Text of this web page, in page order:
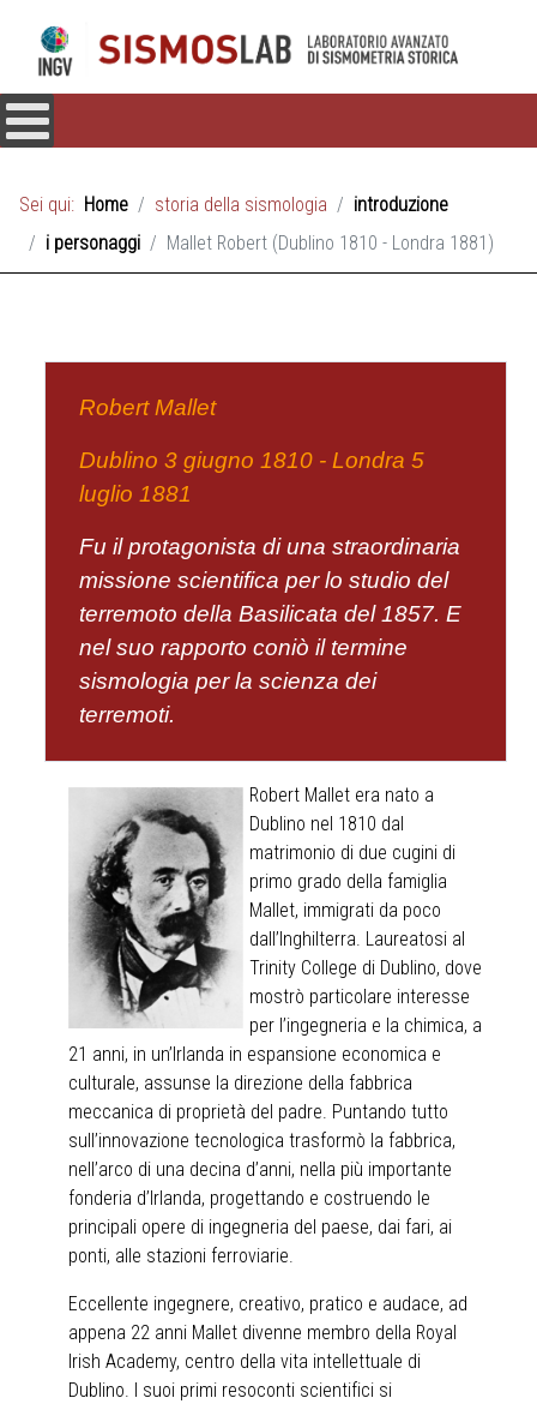
Sei qui: Home storia della sismologia
introduzione
i personaggi
Mallet Robert (Dublino 1810 - Londra 1881)
Robert Mallet
Dublino 3 giugno 1810 - Londra 5
luglio 1881
Fu il protagonista di una straordinaria
missione scientifica per lo studio del
terremoto della Basilicata del 1857. E
nel suo rapporto coniò il termine
sismologia per la scienza dei
terremoti.
Robert Mallet era nato a
Dublino nel 1810 dal
matrimonio di due cugini di
primo grado della famiglia
Mallet, immigrati da poco
dall’Inghilterra. Laureatosi al
Trinity College di Dublino, dove
mostrò particolare interesse
per l’ingegneria e la chimica, a
21 anni, in un’Irlanda in espansione economica e
culturale, assunse la direzione della fabbrica
meccanica di proprietà del padre. Puntando tutto
sull’innovazione tecnologica trasformò la fabbrica,
nell’arco di una decina d’anni, nella più importante
fonderia d’Irlanda, progettando e costruendo le
principali opere di ingegneria del paese, dai fari, ai
ponti, alle stazioni ferroviarie.
Eccellente ingegnere, creativo, pratico e audace, ad
appena 22 anni Mallet divenne membro della Royal
Irish Academy, centro della vita intellettuale di
Dublino. I suoi primi resoconti scientifici si